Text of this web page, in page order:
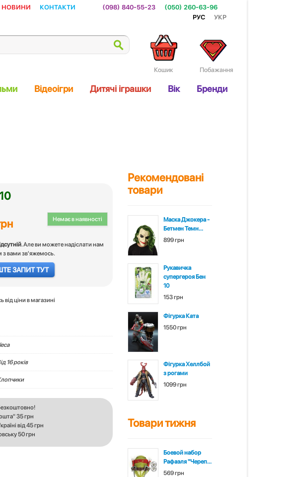
Новини Контакти (098) 840-55-23
(050) 260-63-96
Рус
Укр
Побажання
Кошик
Відеоігри Дитячі іграшки Вік Бренди
Немає в наявності
. Але ви можете надіслати нам
з вами зв'яжемось.
ЗАПИТ ТУТ
від ціни в магазині
16 років
35 грн
від 45 грн
50 грн
Рекомендовані
товари
Маска Джокера -
Бетмен Темн...
899 грн
Рукавичка
супергероя Бен
10
153 грн
Фігурка Ката
1550 грн
Фігурка Хеллбой
з рогами
1099 грн
Товари тижня
Боевой набор
Рафаэля "Череп...
569 грн